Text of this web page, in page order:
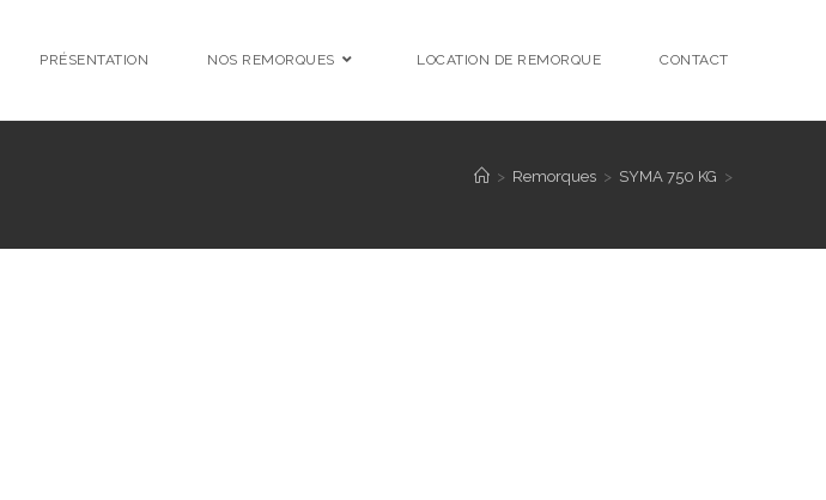
PRÉSENTATION NOS REMORQUES LOCATION DE REMORQUE CONTACT
> Remorques > SYMA 750 KG >